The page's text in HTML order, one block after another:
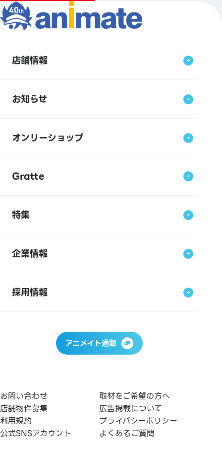
店舗情報
お知らせ
オンリーショップ
Gratte
特集
企業情報
採用情報
アニメイト通販
お問い合わせ
取材をご希望の方へ
店舗物件募集
広告掲載について
利用規約
プライバシーポリシー
公式SNSアカウント
よくあるご質問